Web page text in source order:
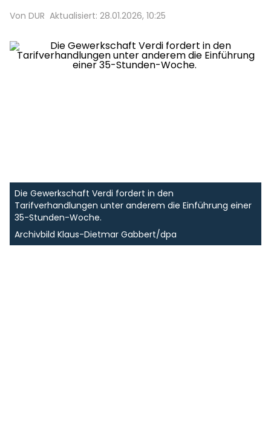
Von DUR Aktualisiert: 28.01.2026, 10:25
Die Gewerkschaft Verdi fordert in den
Tarifverhandlungen unter anderem die Einführung einer
35-Stunden-Woche.
Archivbild Klaus-Dietmar Gabbert/dpa